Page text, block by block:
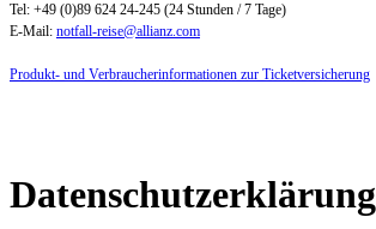
Tel: +49 (0)89 624 24-245 (24 Stunden / 7 Tage)
E-Mail: notfall-reise@allianz.com
Produkt- und Verbraucherinformationen zur Ticketversicherung
Datenschutzerklärung